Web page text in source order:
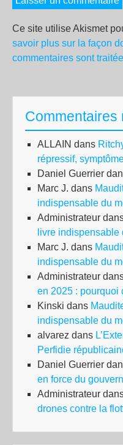
Ce site utilise Akismet
savoir plus sur la façon
commentaires sont
Commentaires
ALLAIN dans
répressif,
Daniel Guerrier
Marc J. dans
indispensable du
Administrateur
livre indispensable
Marc J. dans
indispensable du
Administrateur
en 2025 : pourquoi
Kinski dans
indispensable du
alvarez dans
Perfidie
Daniel Guerrier
en force du
Administrateur
drones contre la